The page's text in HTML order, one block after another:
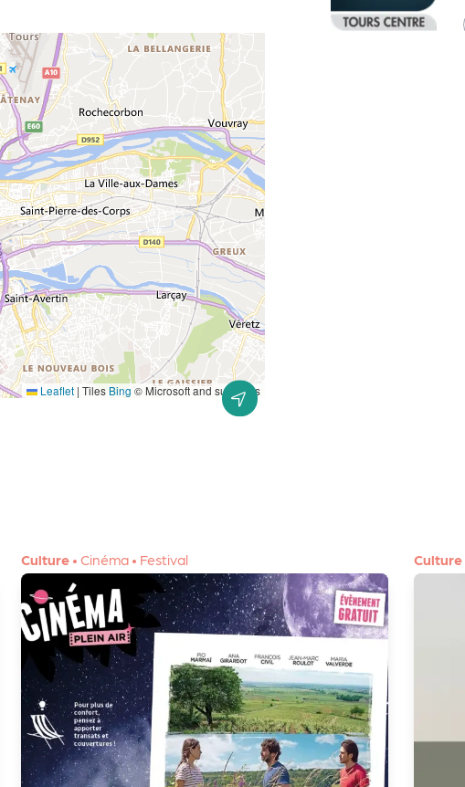
Leaflet | Tiles Bing © Microsoft and suppliers
Culture • Cinéma • Festival Culture